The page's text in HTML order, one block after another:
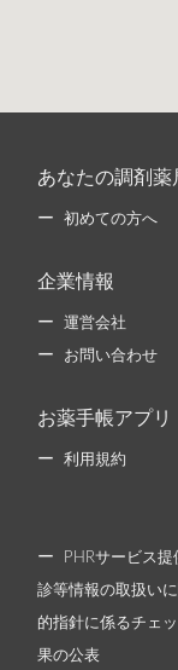
あなたの調剤薬
初めての方へ
企業情報
運営会社
お問い合わせ
お薬手帳アプリ
利用規約
PHRサービス
診等情報の取扱い
的指針に係るチェ
果の公表